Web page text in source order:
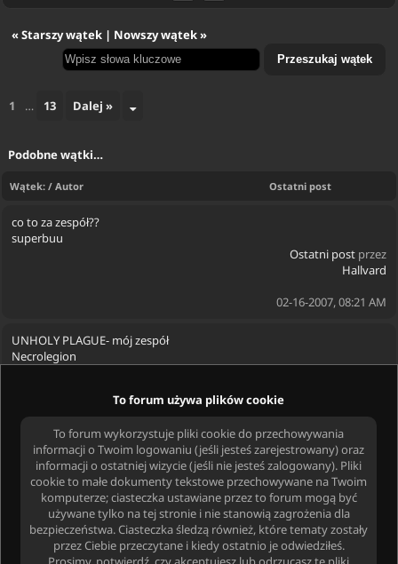
«Starszy wątek | Nowszy wątek»
1 … 13 Dalej »
Podobne wątki…
Wątek: / Autor Ostatni post
co to za zespół??
superbuu
Ostatni postprzez
Hallvard
02-16-2007, 08:21 AM
UNHOLY PLAGUE- mój zespół
Necrolegion
01-17-2007, 07:32 PM
Mastabah- najszybszy zespół świata?
Belzebub
Ostatni postprzez
Necroblood
01-31-2005, 07:50 PM
To forum używa plików cookie
To forum wykorzystuje pliki cookie do przechowywania
informacji o Twoim logowaniu (jeśli jesteś zarejestrowany) oraz
informacji o ostatniej wizycie (jeśli nie jesteś zalogowany). Pliki
cookie to małe dokumenty tekstowe przechowywane na Twoim
komputerze; ciasteczka ustawiane przez to forum mogą być
używane tylko na tej stronie i nie stanowią zagrożenia dla
bezpieczeństwa. Ciasteczka śledzą również, które tematy zostały
przez Ciebie przeczytane i kiedy ostatnio je odwiedziłeś.